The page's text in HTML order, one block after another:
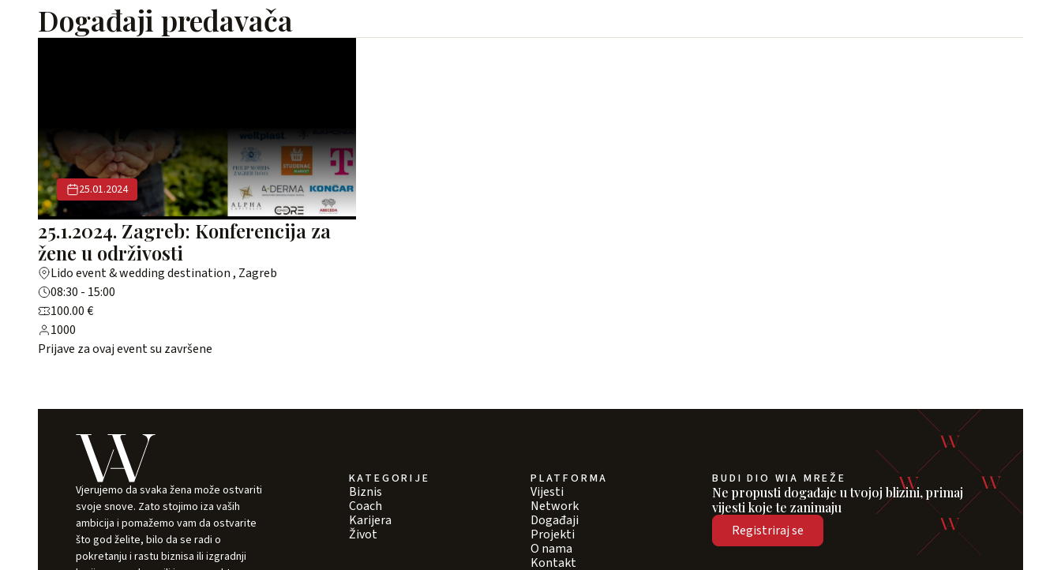
Događaji predavača
25.01.2024
25.1.2024. Zagreb: Konferencija za
žene u održivosti
Lido event & wedding destination , Zagreb
08:30 - 15:00
100.00 €
1000
Prijave za ovaj event su završene
Vjerujemo da svaka žena može ostvariti
svoje snove. Zato stojimo iza vaših
ambicija i pomažemo vam da ostvarite
što god želite, bilo da se radi o
pokretanju i rastu biznisa ili izgradnji
KATEGORIJE
Biznis
Coach
Karijera
Život
PLATFORMA
Vijesti
Network
Događaji
Projekti
O nama
Kontakt
BUDI DIO WIA MREŽE
Ne propusti događaje u tvojoj blizini, primaj
vijesti koje te zanimaju
Registriraj se